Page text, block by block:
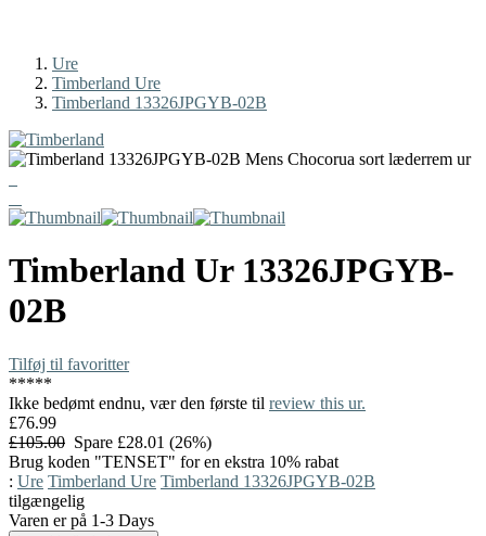
Ure
Timberland Ure
Timberland 13326JPGYB-02B
Timberland Ur 13326JPGYB-
02B
Tilføj til favoritter
*****
Ikke bedømt endnu, vær den første til review this ur.
£76.99
£105.00 Spare £28.01 (26%)
Brug koden "TENSET" for en ekstra 10% rabat
: Ure Timberland Ure Timberland 13326JPGYB-02B
tilgængelig
Varen er på 1-3 Days